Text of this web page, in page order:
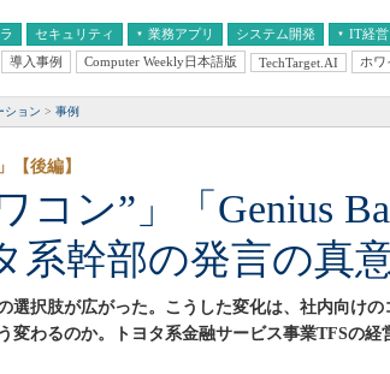
セキュリティ 業務アプリ
AI
システム開発 IT経営
経営とIT 医療IT
導入事例 Computer Weekly日本語版 TechTarget.AI ホワ
ション 事例
コン”」「Genius
幹部の発言の真
【後編】
選択肢が広がった。こうした変化は、社内向けの
変わるのか。トヨタ系金融サービス事業TFSの経